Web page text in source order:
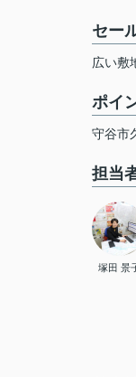
セー
広い敷
ポイ
守谷市
担当
塚田 景